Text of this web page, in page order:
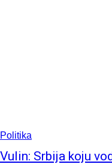
Politika
Vulin: Srbija koju